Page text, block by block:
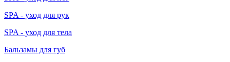
SPA - уход для рук
SPA - уход для тела
Бальзамы для губ